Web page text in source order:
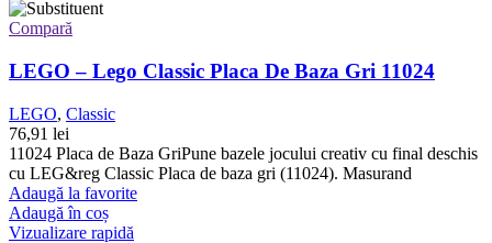
Compară
LEGO – Lego Classic Placa De Baza Gri 11024
LEGO, Classic
76,91 lei
11024 Placa de Baza GriPune bazele jocului creativ cu final deschis
cu LEG&reg Classic Placa de baza gri (11024). Masurand
Adaugă la favorite
Adaugă în coș
Vizualizare rapidă